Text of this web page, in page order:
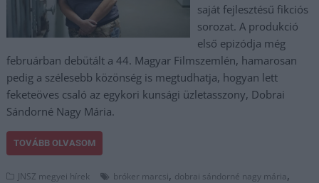
saját fejlesztésű fikciós
sorozat. A produkció
első epizódja még
februárban debütált a 44. Magyar Filmszemlén, hamarosan
pedig a szélesebb közönség is megtudhatja, hogyan lett
feketeöves csaló az egykori kunsági üzletasszony, Dobrai
Sándorné Nagy Mária.
TOVÁBB OLVASOM
JNSZ megyei hírek bróker marcsi, dobrai sándorné nagy mária,